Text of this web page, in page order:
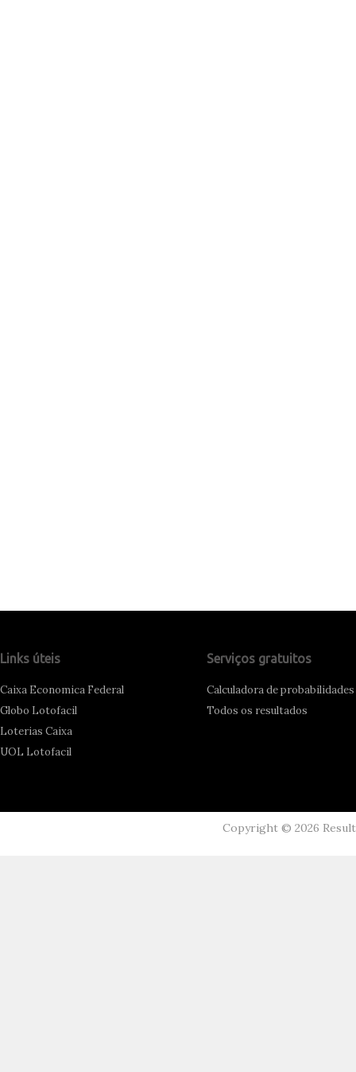
Links úteis
Caixa Economica Federal
Globo Lotofacil
Loterias Caixa
UOL Lotofacil
Serviços gratuitos
Calculadora de probabilidades
Todos os resultados
Copyright © 2026